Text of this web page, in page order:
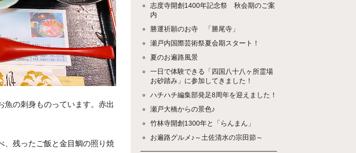
魚の刺身ものっています。赤出
、残ったご飯と金目鯛の照り焼
志度寺開創1400年記念祭 秋会期のご案
内
勝運祈願のお寺 「勝尾寺」
瀬戸内国際芸術祭夏会期スタート！
夏のお遍路風景
一日で体験できる「四国八十八ヶ所霊場
お砂踏み」に参加してきました！
ハチハチ編集部発足8周年を迎えました！
瀬戸大橋からの景色♪
竹林寺開創1300年と「らんまん」
お遍路グルメ♪～土佐清水の宗田節～